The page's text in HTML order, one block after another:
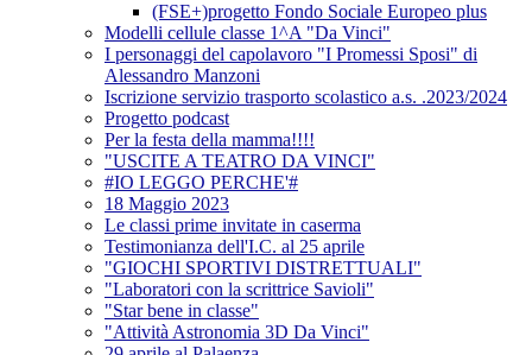
(FSE+)progetto Fondo Sociale Europeo plus
Modelli cellule classe 1^A "Da Vinci"
I personaggi del capolavoro "I Promessi Sposi" di
Alessandro Manzoni
Iscrizione servizio trasporto scolastico a.s. .2023/2024
Progetto podcast
Per la festa della mamma!!!!
"USCITE A TEATRO DA VINCI"
#IO LEGGO PERCHE'#
18 Maggio 2023
Le classi prime invitate in caserma
Testimonianza dell'I.C. al 25 aprile
"GIOCHI SPORTIVI DISTRETTUALI"
"Laboratori con la scrittrice Savioli"
"Star bene in classe"
"Attività Astronomia 3D Da Vinci"